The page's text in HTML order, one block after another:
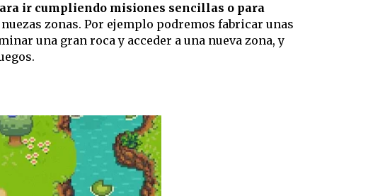
ir cumpliendo misiones sencillas o para
zonas. Por ejemplo podremos fabricar unas
una gran roca y acceder a una nueva zona, y